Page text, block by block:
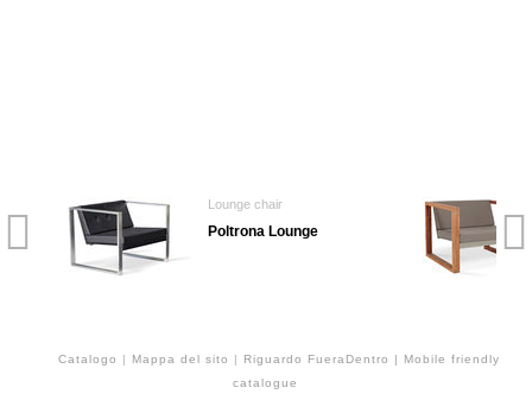
Catalogo | Mappa del sito | Riguardo FueraDentro
| Mobile friendly
catalogue
Lounge chair
Poltrona Lounge